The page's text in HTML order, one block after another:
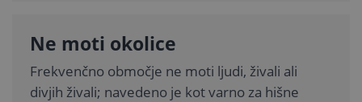
Ne moti okolice
Frekvenčno območje ne moti ljudi, živali ali
divjih živali; navedeno je kot varno za hišne